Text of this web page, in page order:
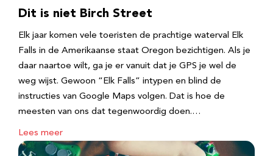
Dit is niet Birch Street
Elk jaar komen vele toeristen de prachtige waterval Elk
Falls in de Amerikaanse staat Oregon bezichtigen. Als je
daar naartoe wilt, ga je er vanuit dat je GPS je wel de
weg wijst. Gewoon “Elk Falls” intypen en blind de
instructies van Google Maps volgen. Dat is hoe de
meesten van ons dat tegenwoordig doen.…
Lees meer